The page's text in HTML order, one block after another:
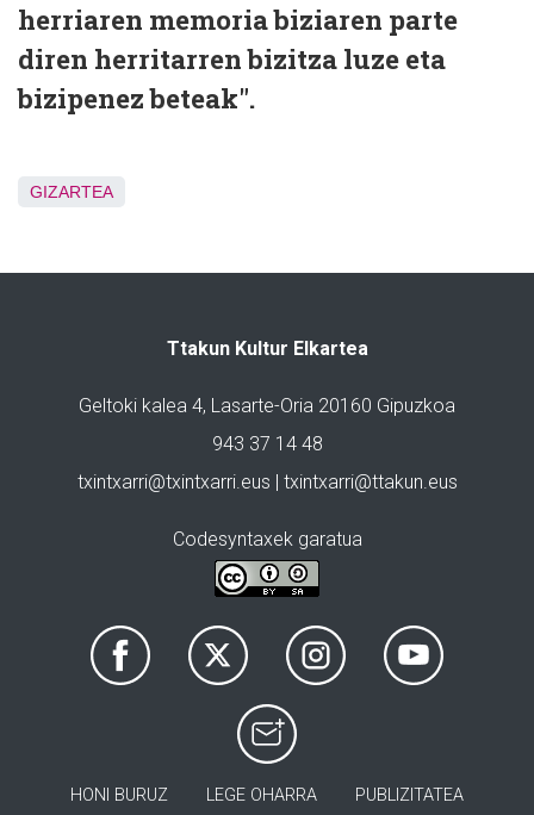
herriaren memoria biziaren parte
diren herritarren bizitza luze eta
bizipenez beteak".
GIZARTEA
Ttakun Kultur Elkartea
Geltoki kalea 4, Lasarte-Oria 20160 Gipuzkoa
943 37 14 48
txintxarri@txintxarri.eus | txintxarri@ttakun.eus
Codesyntaxek garatua
HONI BURUZ LEGE OHARRA PUBLIZITATEA